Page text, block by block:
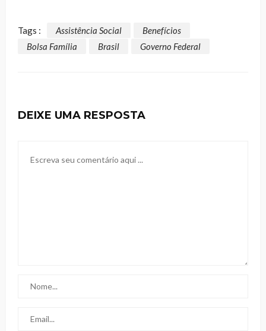
Tags : Assistência Social
Benefícios
Bolsa Família
Brasil Governo Federal
DEIXE UMA RESPOSTA